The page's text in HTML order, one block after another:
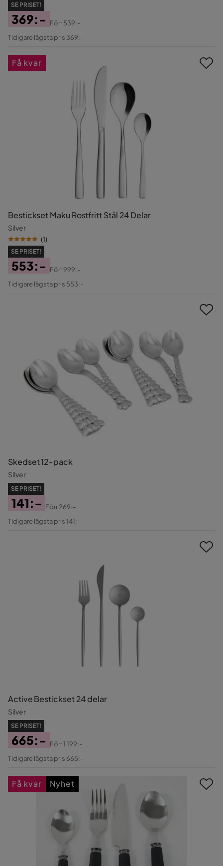
SE PRISET!
Pris
369:-
Original
Förr539:-
Tidigare lägsta pris 369:-
Bestickset Maku Rostfritt Stål 24 Delar
Silver
(1)
SE PRISET!
Pris
553:-
Original
Förr999:-
Tidigare lägsta pris 553:-
Få kvar
Skedset 12-pack
Silver
SE PRISET!
Pris
141:-
Original
Förr269:-
Tidigare lägsta pris 141:-
Active Bestickset 24 delar
Silver
SE PRISET!
Pris
665:-
Original
Förr1 199:-
Tidigare lägsta pris 665:-
Få kvar Nyhet